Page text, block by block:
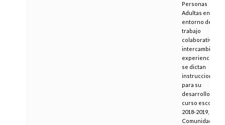
Personas
Adultas en un
entorno de
trabajo
colaborativo y
intercambio de
experiencias» y
se dictan
instrucciones
para su
desarrollo en el
curso escolar
2018-2019, en la
Comunidad